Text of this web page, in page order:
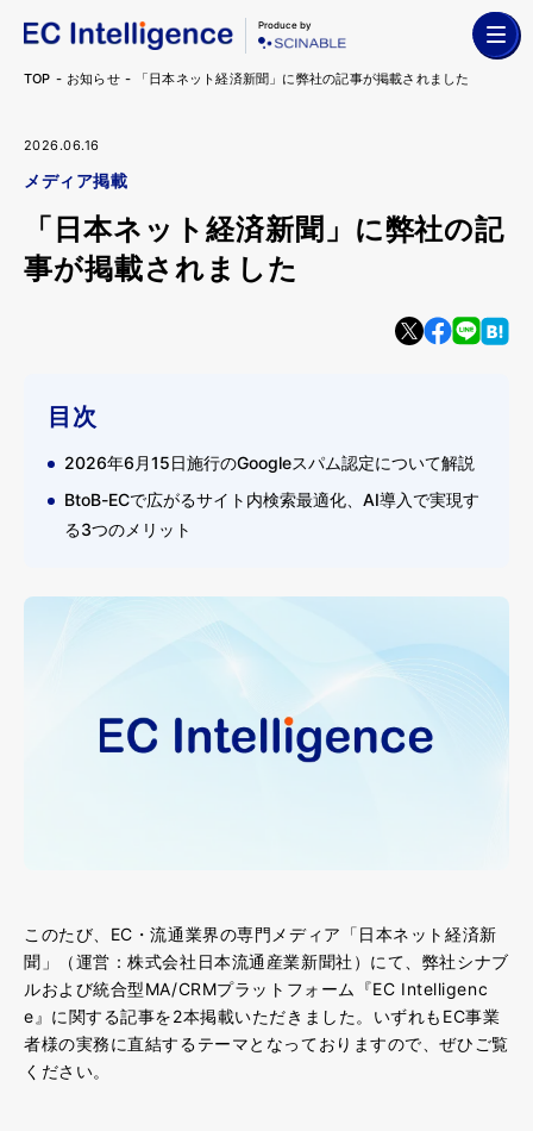
Produce by
TOP お知らせ 「日本ネット経済新聞」に弊社の記事が掲載されました
2026.06.16
メディア掲載
「日本ネット経済新聞」に弊社の記
事が掲載されました
目次
2026年6月15日施行のGoogleスパム認定について解説
BtoB-ECで広がるサイト内検索最適化、AI導入で実現す
る3つのメリット
このたび、EC・流通業界の専門メディア「日本ネット経済新
聞」（運営：株式会社日本流通産業新聞社）にて、弊社シナブ
ルおよび統合型MA/CRMプラットフォーム『EC Intelligenc
e』に関する記事を2本掲載いただきました。いずれもEC事業
者様の実務に直結するテーマとなっておりますので、ぜひご覧
ください。